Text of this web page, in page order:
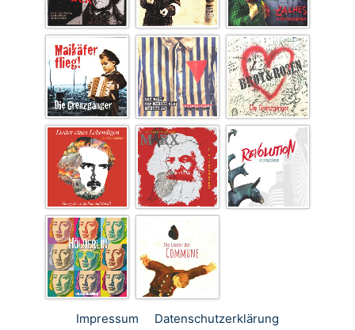
Impressum Datenschutz­erklärung